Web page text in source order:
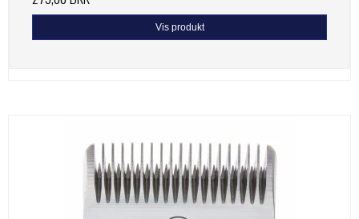
Vis produkt